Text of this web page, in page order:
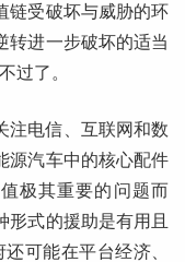
链受破坏与威胁的环
转进一步破坏的适当
过了。
注电信、互联网和数
源汽车中的核心配件
极其重要的问题而
形式的援助是有用且
可能在平台经济、